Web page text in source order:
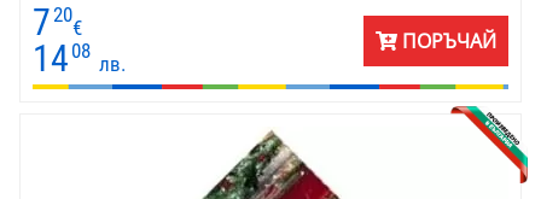
720
€
14 08
лв.
ПОРЪЧАЙ